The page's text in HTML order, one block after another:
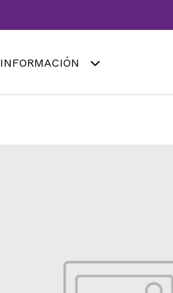
INFORMACIÓN